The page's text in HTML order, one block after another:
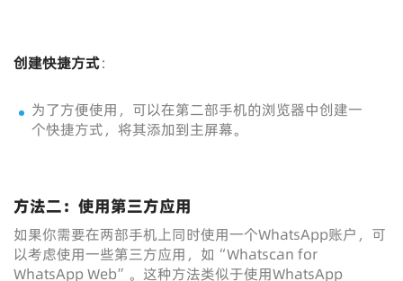
创建快捷方式：
为了方便使用，可以在第二部手机的浏览器中创建一
个快捷方式，将其添加到主屏幕。
方法二：使用第三方应用
如果你需要在两部手机上同时使用一个WhatsApp账户，可
以考虑使用一些第三方应用，如“Whatscan for
WhatsApp Web”。这种方法类似于使用WhatsApp